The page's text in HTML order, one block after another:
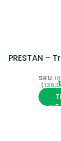
PRESTAN –
SKU: